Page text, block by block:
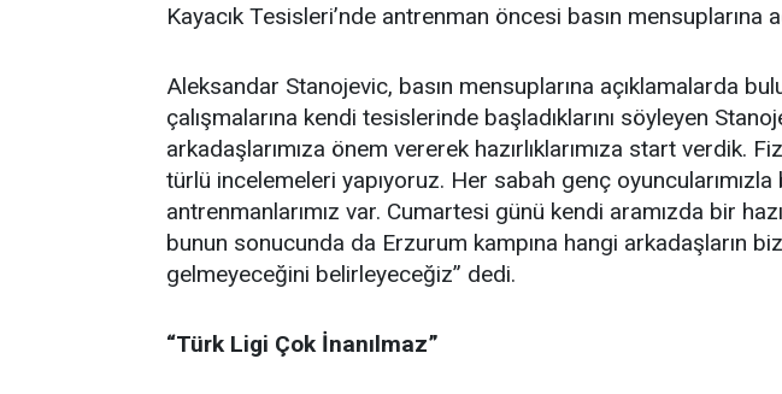
Kayacık Tesisleri’nde antrenman öncesi basın mensuplarına
Aleksandar Stanojevic, basın mensuplarına açıklamalarda
çalışmalarına kendi tesislerinde başladıklarını söyleyen
arkadaşlarımıza önem vererek hazırlıklarımıza start verdik.
türlü incelemeleri yapıyoruz. Her sabah genç oyuncularımızla
antrenmanlarımız var. Cumartesi günü kendi aramızda bir
bunun sonucunda da Erzurum kampına hangi arkadaşların
gelmeyeceğini belirleyeceğiz” dedi.
“Türk Ligi Çok İnanılmaz”